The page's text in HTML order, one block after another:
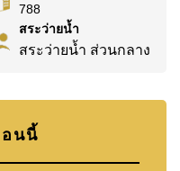
788
สระว่ายน้ำ
สระว่ายน้ำ ส่วนกลาง
นนี้